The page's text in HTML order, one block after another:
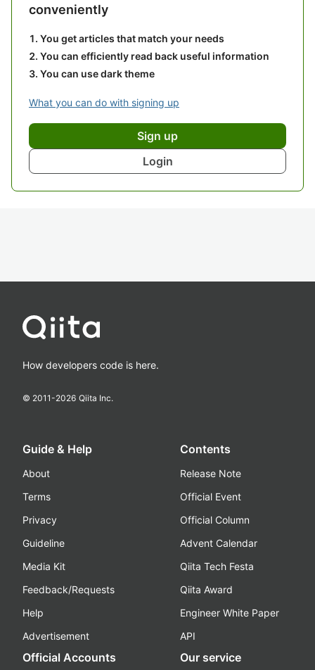
conveniently
You get articles that match your needs
You can efficiently read back useful information
You can use dark theme
What you can do with signing up
Sign up
Login
How developers code is here.
© 2011-2026 Qiita Inc.
Guide & Help
About
Terms
Privacy
Guideline
Media Kit
Feedback/Requests
Help
Advertisement
Contents
Release Note
Official Event
Official Column
Advent Calendar
Qiita Tech Festa
Qiita Award
Engineer White Paper
API
Official Accounts Our service